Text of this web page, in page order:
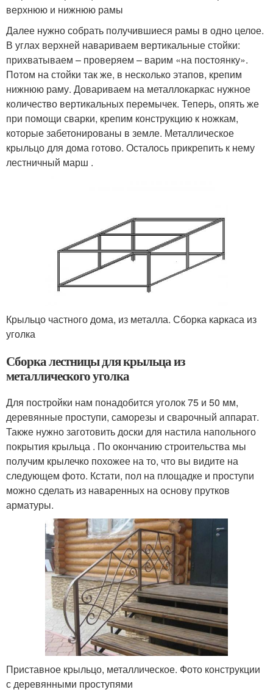
верхнюю и нижнюю рамы
Далее нужно собрать получившиеся рамы в одно целое.
В углах верхней навариваем вертикальные стойки:
прихватываем – проверяем – варим «на постоянку».
Потом на стойки так же, в несколько этапов, крепим
нижнюю раму. Довариваем на металлокаркас нужное
количество вертикальных перемычек. Теперь, опять же
при помощи сварки, крепим конструкцию к ножкам,
которые забетонированы в земле. Металлическое
крыльцо для дома готово. Осталось прикрепить к нему
лестничный марш .
Крыльцо частного дома, из металла. Сборка каркаса из
уголка
Сборка лестницы для крыльца из
металлического уголка
Для постройки нам понадобится уголок 75 и 50 мм,
деревянные проступи, саморезы и сварочный аппарат.
Также нужно заготовить доски для настила напольного
покрытия крыльца . По окончанию строительства мы
получим крылечко похожее на то, что вы видите на
следующем фото. Кстати, пол на площадке и проступи
можно сделать из наваренных на основу прутков
арматуры.
Приставное крыльцо, металлическое. Фото конструкции
с деревянными проступями